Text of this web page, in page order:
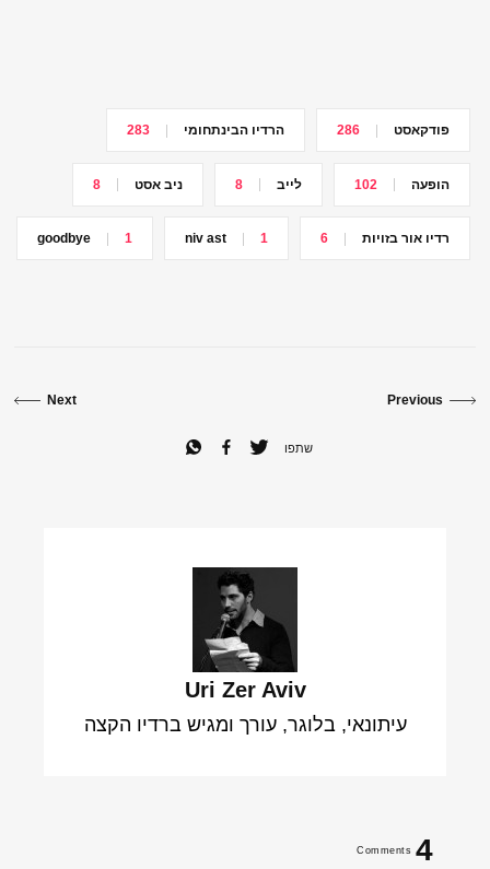
פודקאסט 286 הרדיו הבינתחומי 283
הופעה 102 לייב 8 ניב אסט 8
רדיו אור בזויות 6
niv ast 1
goodbye 1
Previous
Next
שתפו
Uri Zer Aviv
עיתונאי, בלוגר, עורך ומגיש ברדיו הקצה
4
Comments